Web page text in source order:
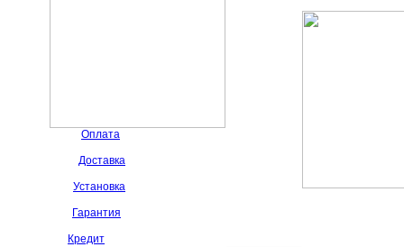
Оплата
Доставка
Установка
Гарантия
Кредит